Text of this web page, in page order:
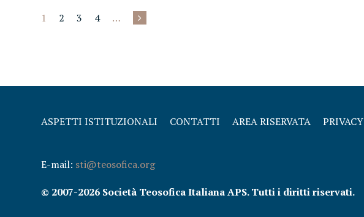
1 2 3 4 …
ASPETTI ISTITUZIONALI CONTATTI AREA RISERVATA PRIVACY
E-mail: sti@teosofica.org
© 2007-2026 Società Teosofica Italiana APS. Tutti i diritti riservati.